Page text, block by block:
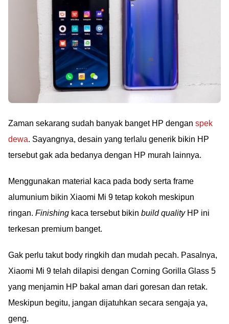
Zaman sekarang sudah banyak banget HP dengan spek
dewa. Sayangnya, desain yang terlalu generik bikin HP
tersebut gak ada bedanya dengan HP murah lainnya.
Menggunakan material kaca pada body serta frame
alumunium bikin Xiaomi Mi 9 tetap kokoh meskipun
ringan. Finishing kaca tersebut bikin build qualityHP ini
terkesan premium banget.
Gak perlu takut body ringkih dan mudah pecah. Pasalnya,
Xiaomi Mi 9 telah dilapisi dengan Corning Gorilla Glass 5
yang menjamin HP bakal aman dari goresan dan retak.
Meskipun begitu, jangan dijatuhkan secara sengaja ya,
geng.